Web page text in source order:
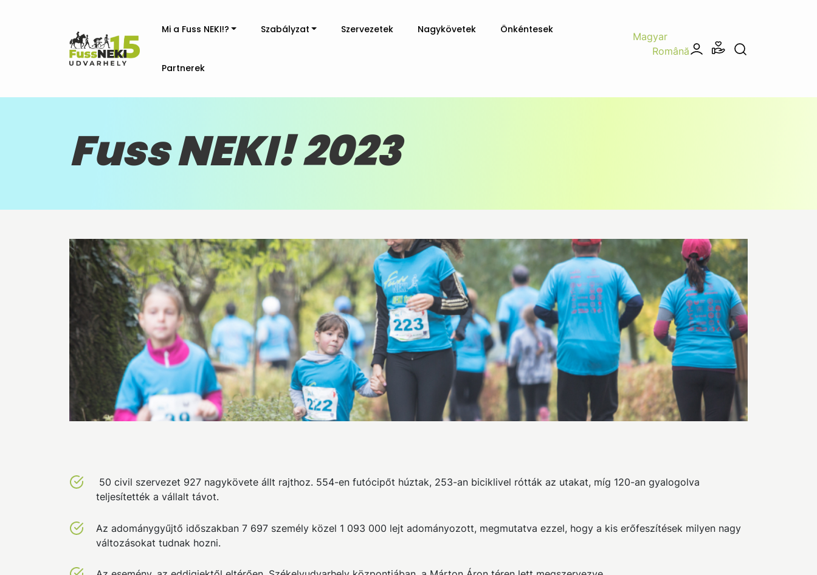
Mi a Fuss NEKI!? Szabályzat Szervezetek Nagykövetek Önkéntesek
Partnerek
Magyar
Română
Fuss NEKI! 2023
50 civil szervezet 927 nagykövete állt rajthoz. 554-en futócipőt húztak, 253-an biciklivel rótták az utakat, míg 120-an gyalogolva
teljesítették a vállalt távot.
Az adománygyűjtő időszakban 7 697 személy közel 1 093 000 lejt adományozott, megmutatva ezzel, hogy a kis erőfeszítések milyen nagy
változásokat tudnak hozni.